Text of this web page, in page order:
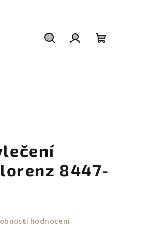
8447-
hodnocení